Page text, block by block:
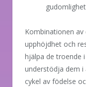
Kombinationen
upphöjdhet och
hjälpa de troende
understödja dem
cykel av födelse